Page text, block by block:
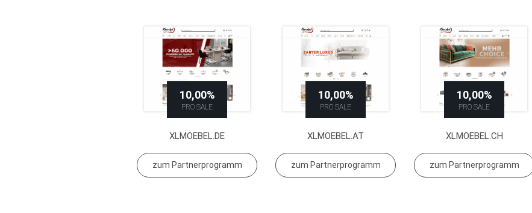
10,00%
PRO SALE
XLMOEBEL.DE
zum Partnerprogramm
10,00%
PRO SALE
XLMOEBEL.AT
zum Partnerprogramm
10,00%
PRO SALE
XLMOEBEL.CH
zum Partnerprogramm